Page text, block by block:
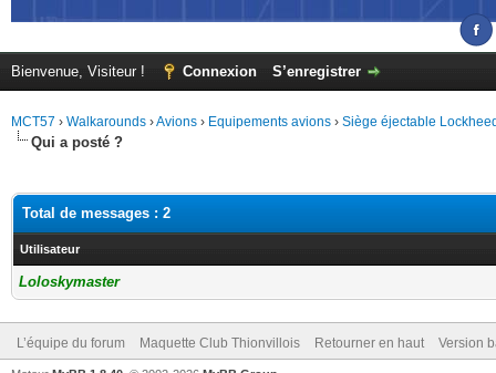
Bienvenue, Visiteur ! Connexion S’enregistrer
MCT57 › Walkarounds ›Avions › Equipements avions › Siège éjectable
Qui a posté ?
Total de messages : 2
Utilisateur
Loloskymaster
L’équipe du forum Maquette Club Thionvillois Retourner en haut Version